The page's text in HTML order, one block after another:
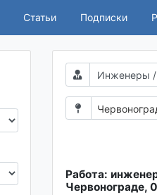
Статьи Подписки
Работа:
Червонограде,